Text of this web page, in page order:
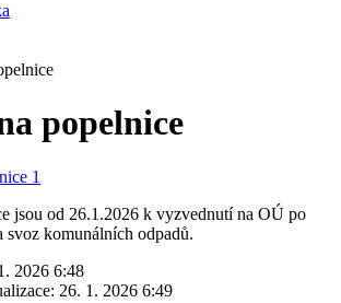
popelnice
jsou od 26.1.2026 k vyzvednutí na OÚ po
svoz komunálních odpadů.
2026 6:48
26. 1. 2026 6:49